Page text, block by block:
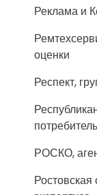
Реклама и
оценки
Респект,
РОСКО,
Ростовская